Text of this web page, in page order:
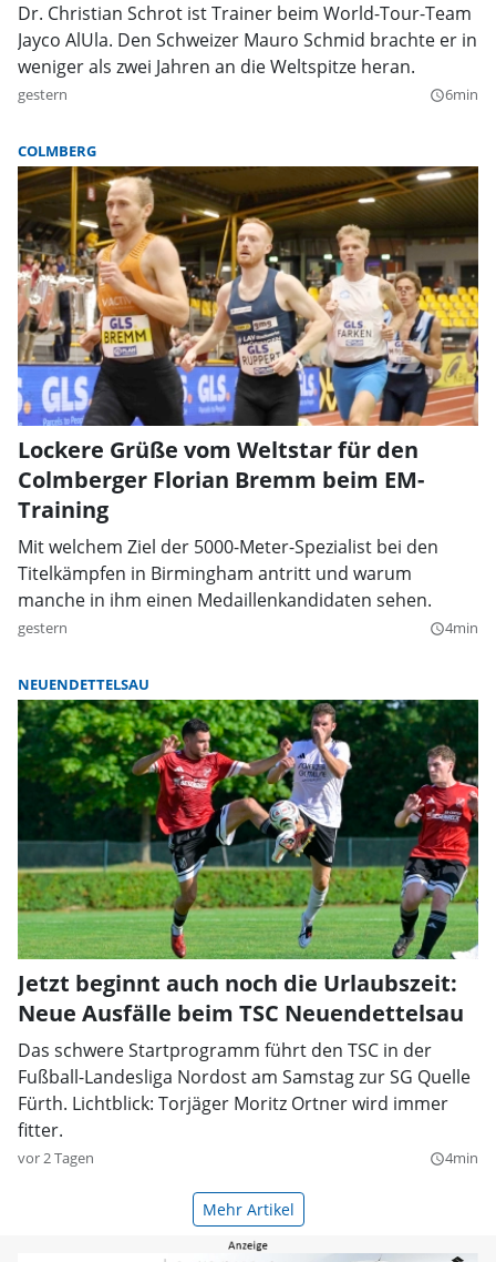
Dr. Christian Schrot ist Trainer beim World-Tour-Team
Jayco AlUla. Den Schweizer Mauro Schmid brachte er in
weniger als zwei Jahren an die Weltspitze heran.
gestern query_builder6min
COLMBERG
Lockere Grüße vom Weltstar für den
Colmberger Florian Bremm beim EM-
Training
Mit welchem Ziel der 5000-Meter-Spezialist bei den
Titelkämpfen in Birmingham antritt und warum
manche in ihm einen Medaillenkandidaten sehen.
gestern query_builder4min
NEUENDETTELSAU
Jetzt beginnt auch noch die Urlaubszeit:
Neue Ausfälle beim TSC Neuendettelsau
Das schwere Startprogramm führt den TSC in der
Fußball-Landesliga Nordost am Samstag zur SG Quelle
Fürth. Lichtblick: Torjäger Moritz Ortner wird immer
fitter.
vor 2 Tagen query_builder4min
Mehr Artikel